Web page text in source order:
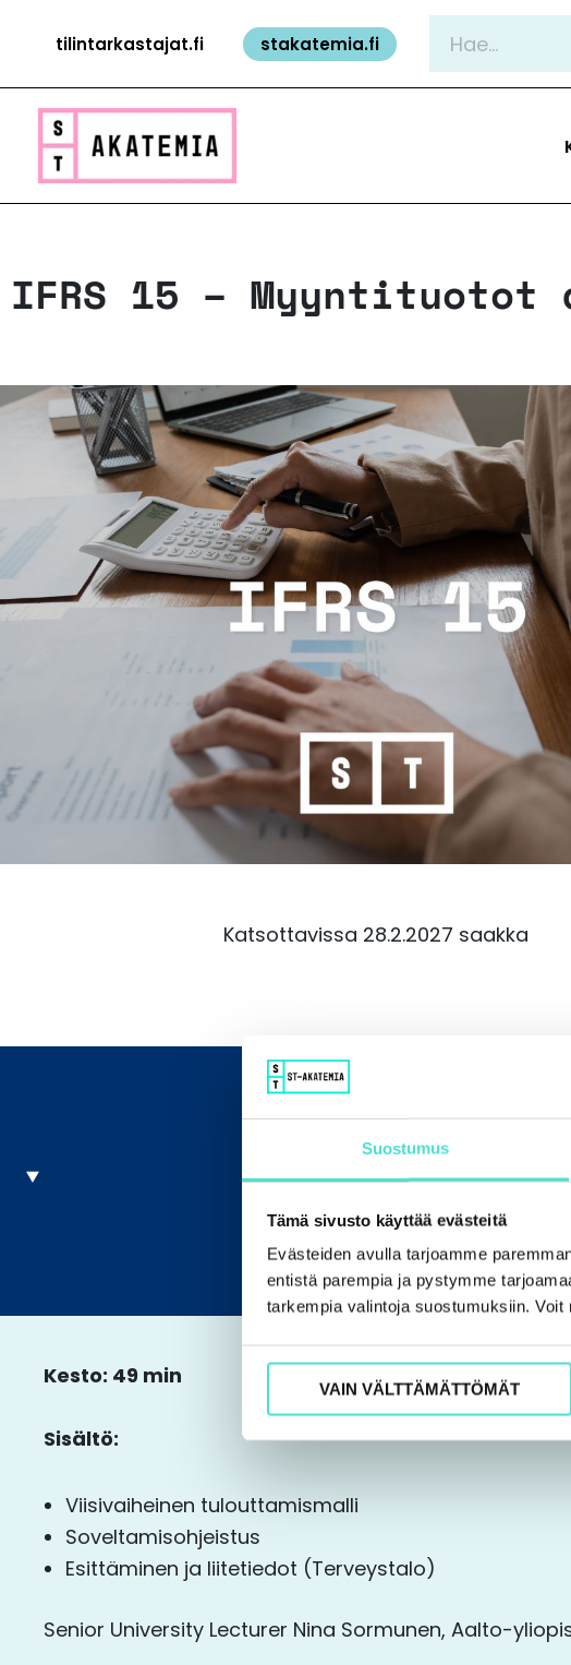
Suostumus
Tämä sivusto käyttää evästeitä
Evästeiden avulla tarjoamme
entistä parempia ja pystymme
tarkempia valintoja suostumuksiin.
VAIN VÄLTTÄMÄTTÖMÄT
sisältööntilintarkastajat.fi stakatemia.fi
IFRS 15 – Myyntituotot
Katsottavissa 28.2.2027 saakka
Kesto: 49 min
Sisältö:
Viisivaiheinen tulouttamismalli
Soveltamisohjeistus
Esittäminen ja liitetiedot (Terveystalo)
Senior University Lecturer Nina Sormunen, Aalto-